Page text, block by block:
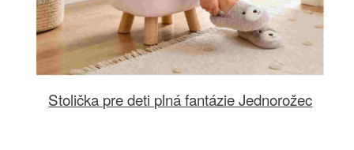
Stolička pre deti plná fantázie Jednorožec